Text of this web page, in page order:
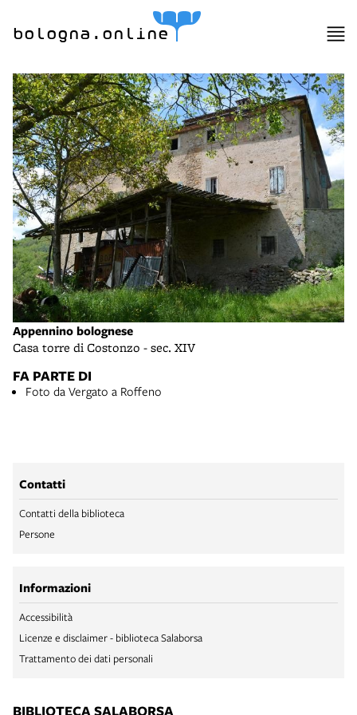
bologna.online
Appennino bolognese
Casa torre di Costonzo - sec. XIV
FA PARTE DI
Foto da Vergato a Roffeno
Contatti
Contatti della biblioteca
Persone
Informazioni
Accessibilità
Licenze e disclaimer - biblioteca Salaborsa
Trattamento dei dati personali
BIBLIOTECA SALABORSA